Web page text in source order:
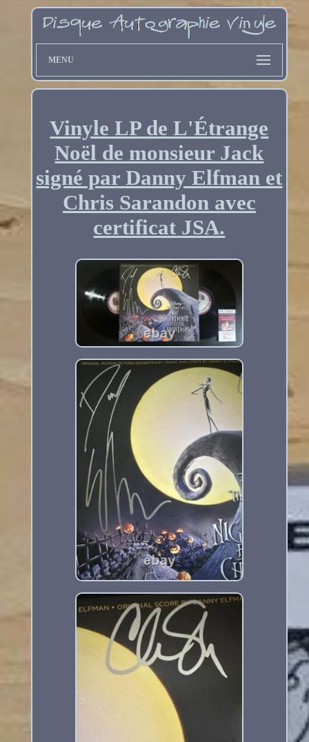
MENU
Vinyle LP de L'Étrange
Noël de monsieur Jack
signé par Danny Elfman et
Chris Sarandon avec
certificat JSA.